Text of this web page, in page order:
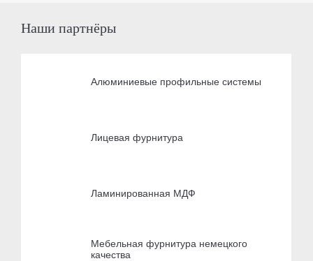
Наши партнёры
Алюминиевые профильные системы
Лицевая фурнитура
Ламинированная МДФ
Мебельная фурнитура немецкого
качества